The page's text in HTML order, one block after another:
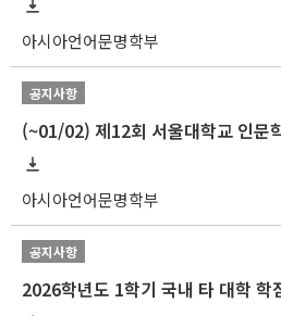
아시아언어문명학부
공지사항
(~01/02) 제12회 서울대학교 인문
아시아언어문명학부
공지사항
2026학년도 1학기 국내 타 대학 학